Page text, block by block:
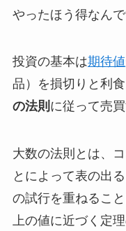
やったほう得なんで
投資の基本は期待値
品）を損切りと利
の法則 に従って売
大数の法則とは、
とによって表の出
の試行を重ねるこ
上の値に近づく定